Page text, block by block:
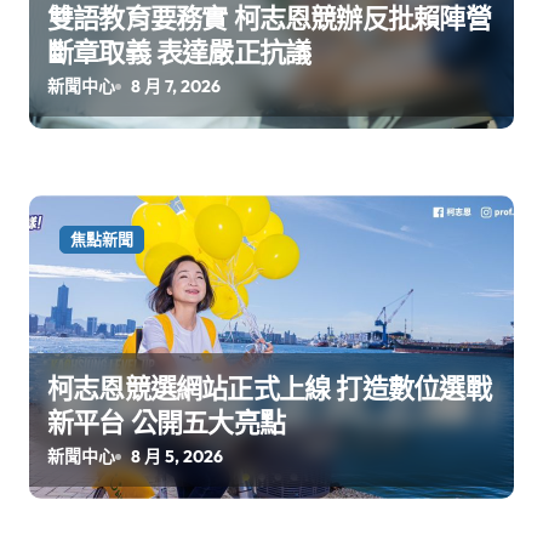
雙語教育要務實 柯志恩競辦反批賴陣營
斷章取義 表達嚴正抗議
新聞中心 8 月 7, 2026
焦點新聞
柯志恩競選網站正式上線 打造數位選戰
新平台 公開五大亮點
新聞中心 8 月 5, 2026